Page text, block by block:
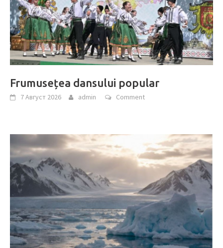
Frumusețea dansului popular
7 Август 2026 admin Comment